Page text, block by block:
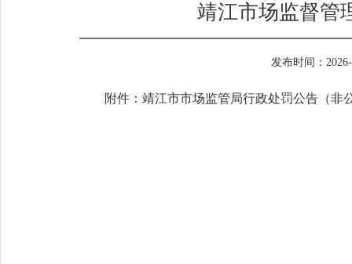
靖江市场监督管
发布时间：
附件： 靖江市市场监管局行政处罚公告（非